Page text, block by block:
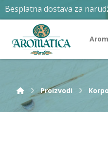
Besplatna dostava za
Proizvodi